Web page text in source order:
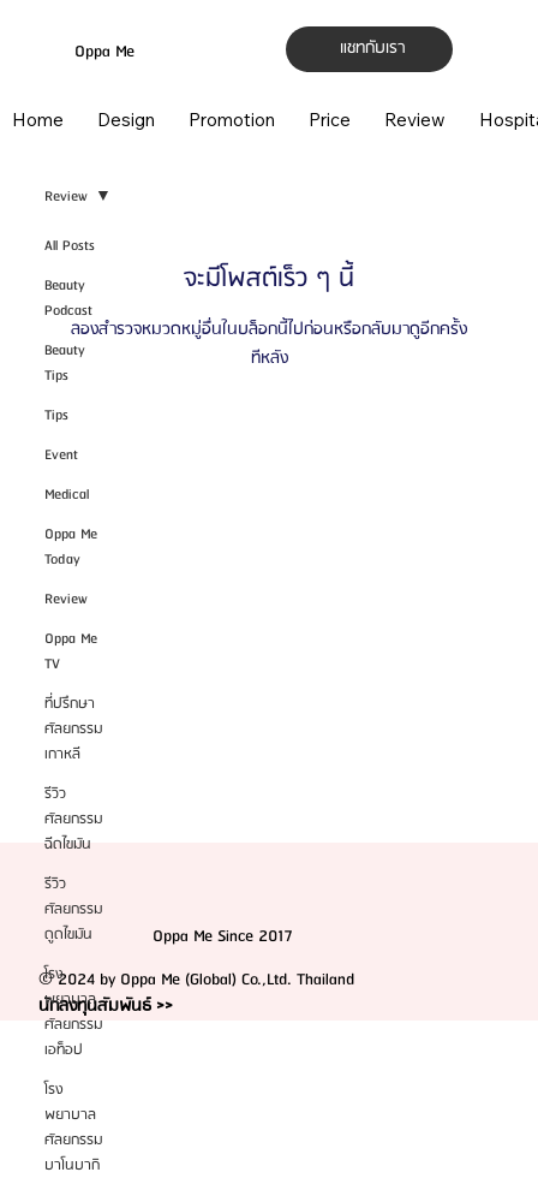
แชทกับเรา
Oppa Me
Home Design Promotion Price Review
All Posts
Beauty
Podcast
Beauty
Tips
Tips
Event
Medical
Oppa Me
Today
Review
Oppa Me
TV
ที่ปรึกษา
ศัลยกรรม
เกาหลี
รีวิว
ศัลยกรรม
ฉีดไขมัน
รีวิว
ศัลยกรรม
ดูดไขมัน
โรง
พยาบาล
ศัลยกรรม
เอท็อป
โรง
พยาบาล
ศัลยกรรม
บาโนบากิ
Review
จะมีโพสต์เร็ว ๆ นี้
ลองสำรวจหมวดหมู่อื่นในบล็อกนี้ไปก่อนหรือกลับมาดูอีกครั้ง
ทีหลัง
Oppa Me Since 2017
© 2024 by Oppa Me (Global) Co.,Ltd. Thailand
นักลงทุนสัมพันธ์ >>